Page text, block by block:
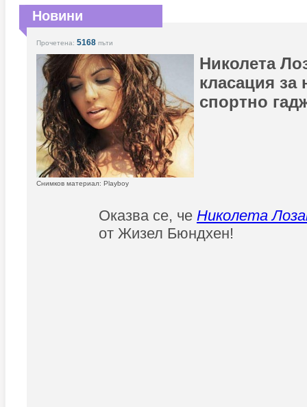
Новини
Прочетена: 5168 пъти
Николета
класация за
спортно
Снимков материал: Playboy
Оказва се, че Николета
от Жизел Бюндхен!